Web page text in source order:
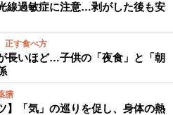
線過敏症に注意…剥がした後も安
正す食べ方
長いほど…子供の「夜食」と「朝
膳
】「気」の巡りを促し、身体の熱